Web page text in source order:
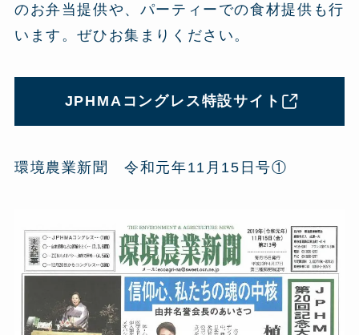
のお弁当提供や、パーティーでの食材提供も行
います。ぜひお集まりください。
JPHMAコングレス特設サイト
環境農業新聞 令和元年11月15日号①